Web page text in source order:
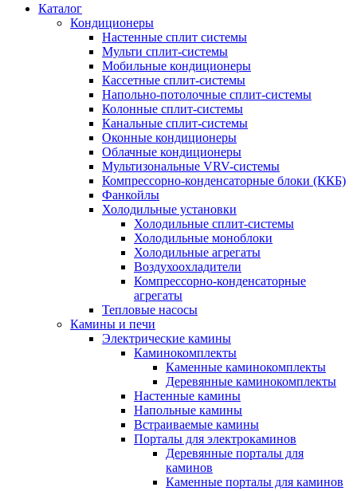
Каталог
Кондиционеры
Настенные сплит системы
Мульти сплит-системы
Мобильные кондиционеры
Кассетные сплит-системы
Напольно-потолочные сплит-системы
Колонные сплит-системы
Канальные сплит-системы
Оконные кондиционеры
Облачные кондиционеры
Мультизональные VRV-системы
Компрессорно-конденсаторные блоки (ККБ)
Фанкойлы
Холодильные установки
Холодильные сплит-системы
Холодильные моноблоки
Холодильные агрегаты
Воздухоохладители
Компрессорно-конденсаторные
агрегаты
Тепловые насосы
Камины и печи
Электрические камины
Каминокомплекты
Каменные каминокомплекты
Деревянные каминокомплекты
Настенные камины
Напольные камины
Встраиваемые камины
Порталы для электрокаминов
Деревянные порталы для
каминов
Каменные порталы для каминов